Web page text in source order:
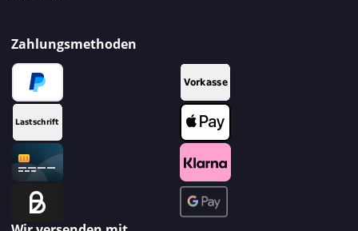
Zahlungsmethoden